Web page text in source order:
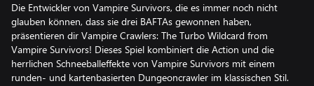
Die Entwickler von Vampire Survivors, die es immer noch nicht
glauben können, dass sie drei BAFTAs gewonnen haben,
präsentieren dir Vampire Crawlers: The Turbo Wildcard from
Vampire Survivors! Dieses Spiel kombiniert die Action und die
herrlichen Schneeballeffekte von Vampire Survivors mit einem
runden- und kartenbasierten Dungeoncrawler im klassischen Stil.